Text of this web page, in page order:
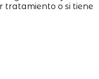
tratamiento o si tiene